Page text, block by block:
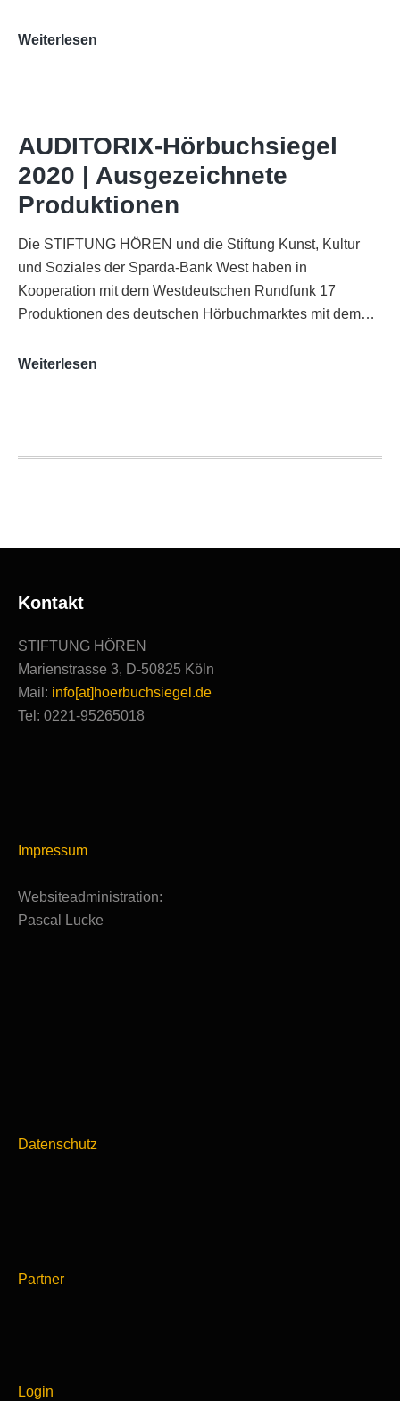
Weiterlesen
Funkhaus
Köln
AUDITORIX-Hörbuchsiegel
2020 | Ausgezeichnete
Produktionen
Die STIFTUNG HÖREN und die Stiftung Kunst, Kultur
und Soziales der Sparda-Bank West haben in
Kooperation mit dem Westdeutschen Rundfunk 17
Produktionen des deutschen Hörbuchmarktes mit dem…
Weiterlesen
Ausgezeichnete
Kontakt
STIFTUNG HÖREN
Marienstrasse 3, D-50825 Köln
Mail: info[at]hoerbuchsiegel.de
Tel: 0221-95265018
Impressum
Websiteadministration:
Pascal Lucke
Datenschutz
Partner
Login